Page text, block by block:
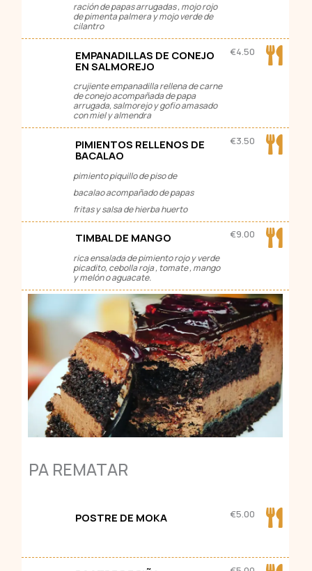
ración de papas arrugadas , mojo rojo
de pimenta palmera y mojo verde de
cilantro
EMPANADILLAS DE CONEJO
EN SALMOREJO
crujiente empanadilla rellena de carne
de conejo acompañada de papa
arrugada, salmorejo y gofio amasado
con miel y almendra
€4.50
PIMIENTOS RELLENOS DE
BACALAO
pimiento piquillo de piso de
bacalao acompañado de papas
fritas y salsa de hierba huerto
€3.50
TIMBAL DE MANGO
rica ensalada de pimiento rojo y verde
picadito, cebolla roja , tomate , mango
y melón o aguacate.
€9.00
PA REMATAR
POSTRE DE MOKA €5.00